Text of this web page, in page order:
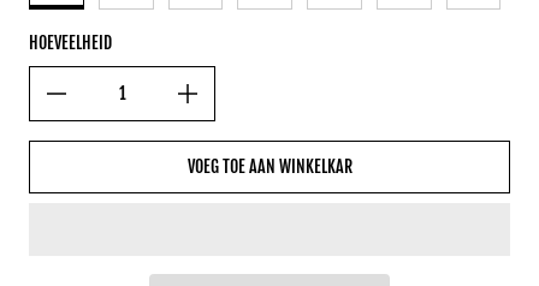
HOEVEELHEID
VOEG TOE AAN WINKELKAR